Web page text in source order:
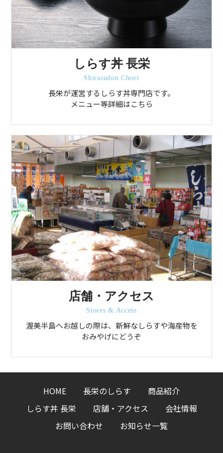
しらす丼 長栄
Shirasudon Choei
長栄が運営するしらす丼専門店です。
メニュー等詳細はこちら
店舗・アクセス
Stores & Access
渥美半島へお越しの際は、新鮮なしらすや海産物を
おみやげにどうぞ
HOME 長栄のしらす
商品紹介
しらす丼 長栄
店舗・アクセス
会社情報
お問い合わせ
お知らせ一覧